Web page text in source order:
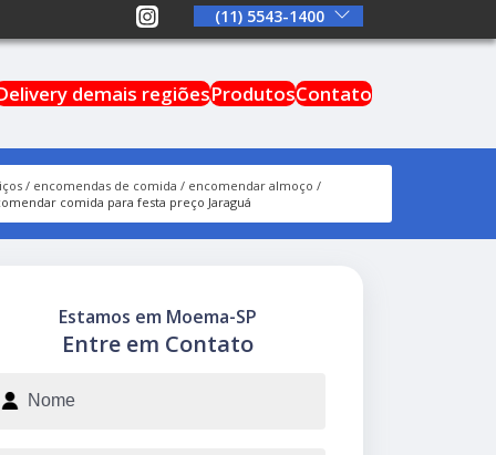
(11) 5543-1400
demais regiõesProdutosContato
encomendas de comida
encomendar almoço
comida para festa preço Jaraguá
Entre em Contato
Estamos em Moema-SP